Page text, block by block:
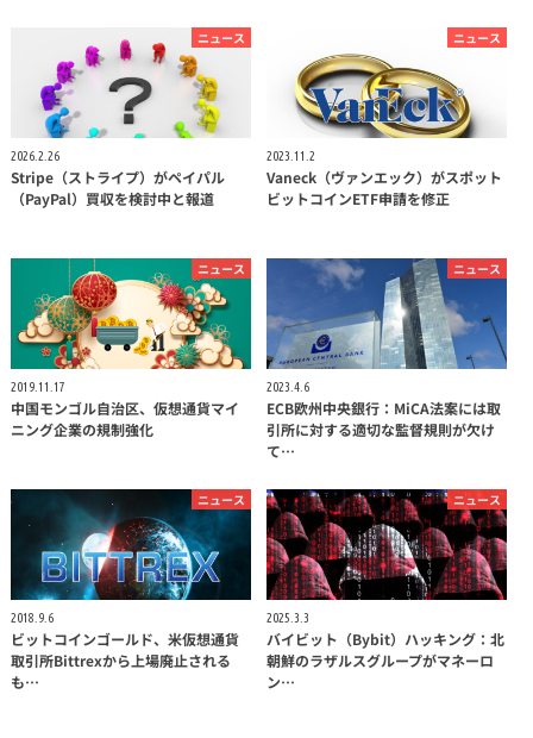
ニュース
2026.2.26
Stripe（ストライプ）がペイパル
（PayPal）買収を検討中と報道
ニュース
2023.11.2
Vaneck（ヴァンエック）がスポット
ビットコインETF申請を修正
ニュース
2019.11.17
中国モンゴル自治区、仮想通貨マイ
ニング企業の規制強化
ニュース
2023.4.6
ECB欧州中央銀行：MiCA法案には取
引所に対する適切な監督規則が欠け
て…
ニュース
2018.9.6
ビットコインゴールド、米仮想通貨
取引所Bittrexから上場廃止される
も…
ニュース
2025.3.3
バイビット（Bybit）ハッキング：北
朝鮮のラザルスグループがマネーロ
ン…